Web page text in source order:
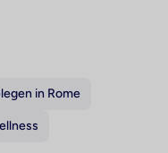
in Rome